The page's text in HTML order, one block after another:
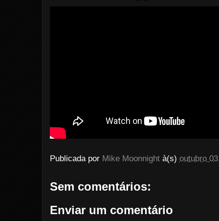
Publicada por Mike Moonnight à(s) outubro
Sem comentários:
Enviar um comentário